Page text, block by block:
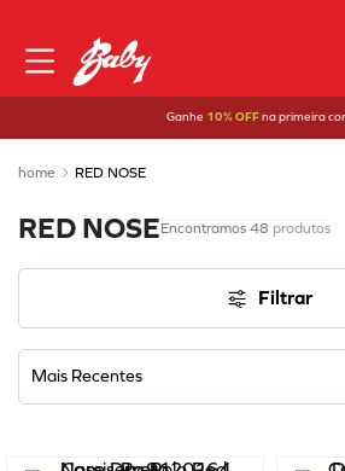
Ganhe 10% OFFna primeira
RED NOSE
RED NOSE 48 produtos
Filtrar
Mais Recentes